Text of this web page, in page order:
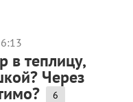
в теплицу,
Через
6